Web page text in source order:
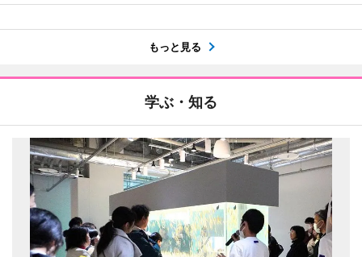
もっと見る
学ぶ・知る